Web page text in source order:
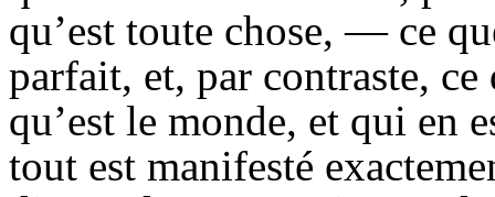
qu’est toute chose, — ce
parfait, et, par contraste, ce
qu’est le monde, et qui en
tout est manifesté